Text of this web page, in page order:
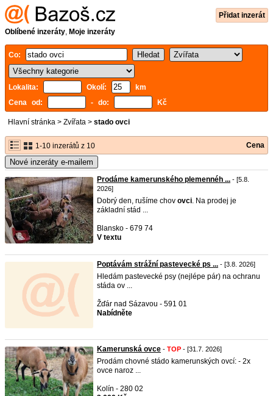
Přidat inzerát
Oblíbené inzeráty, Moje inzeráty
Co:
Lokalita: Okolí:
km
Cena od:
- do: Kč
Hlavní stránka > Zvířata > stado ovci
1-10 inzerátů z 10 Cena
Nové inzeráty e-mailem
Prodáme kamerunského plemennéh ... - [5.8.
2026]
Dobrý den, rušíme chov ovci. Na prodej je
základní stád ...
Blansko - 679 74
V textu
Poptávám strážní pastevecké ps ... - [3.8. 2026]
Hledám pastevecké psy (nejlépe pár) na ochranu
stáda ov ...
Žďár nad Sázavou - 591 01
Nabídněte
Kamerunská ovce - TOP - [31.7. 2026]
Prodám chovné stádo kamerunských ovcí: - 2x
ovce naroz ...
Kolín - 280 02